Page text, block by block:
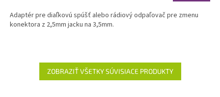
Adaptér pre diaľkovú spúšť alebo rádiový odpaľovač pre zmenu
konektora z 2,5mm jacku na 3,5mm.
ZOBRAZIŤ VŠETKY SÚVISIACE PRODUKTY